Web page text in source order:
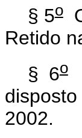
§ 5o
Retido
§ 6o
2002.